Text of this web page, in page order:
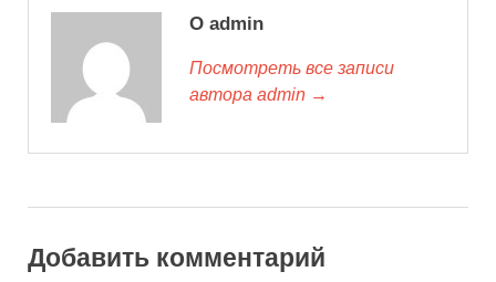
О admin
Посмотреть все записи
автора admin →
Добавить комментарий